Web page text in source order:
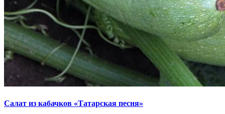
Салат из кабачков «Татарская песня»